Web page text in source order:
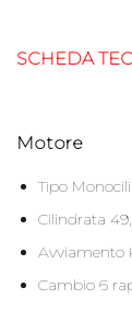
SCHEDA
Motore
Tipo
Cilindrata
Avviamento
Cambio 6